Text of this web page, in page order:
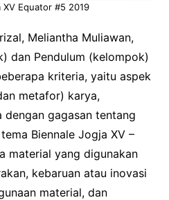
XV Equator #5 2019
Meliantha Muliawan,
dan Pendulum (kelompok)
kriteria, yaitu aspek
metafor) karya,
dengan gagasan tentang
Biennale Jogja XV –
material yang digunakan
kebaruan atau inovasi
material, dan